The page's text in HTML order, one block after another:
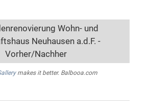
Wohn- und
Neuhausen a.d.F. -
Vorher/Nachher
makes it better. Balbooa.com